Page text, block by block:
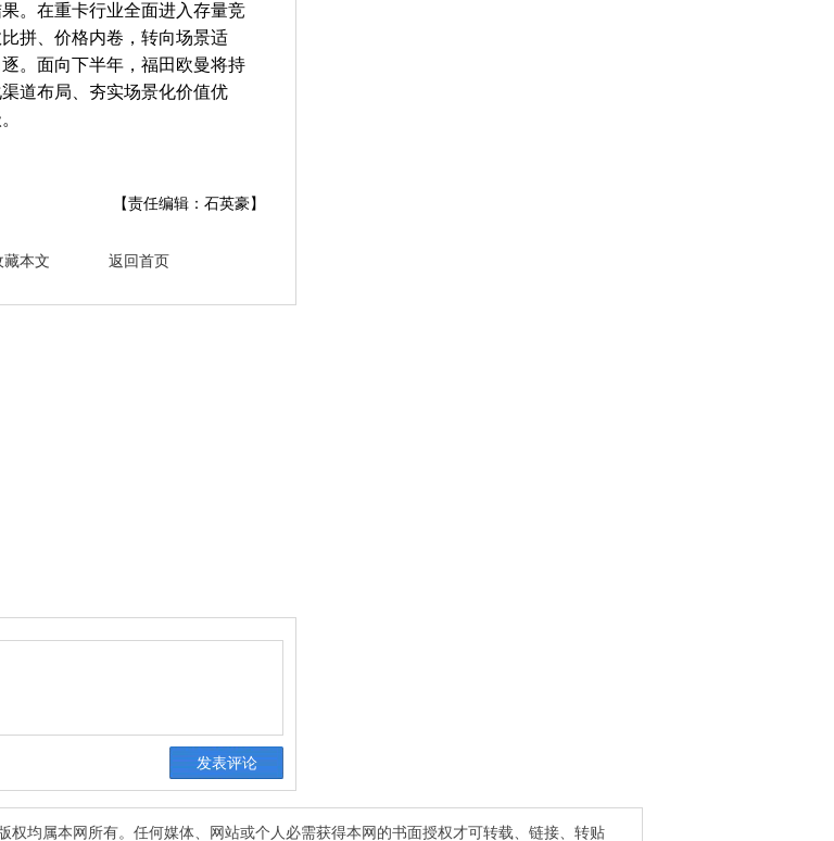
。在重卡行业全面进入存量竞
拼、价格内卷，转向场景适
。面向下半年，福田欧曼将持
道布局、夯实场景化价值优
【责任编辑：石英豪】
藏本文 返回首页
均属本网所有。任何媒体、网站或个人必需获得本网的书面授权才可转载、链接、转贴